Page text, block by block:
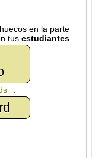
en la parte
tusestudiantes